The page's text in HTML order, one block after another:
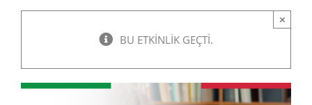
BU ETKINLIK GEÇTI.
×